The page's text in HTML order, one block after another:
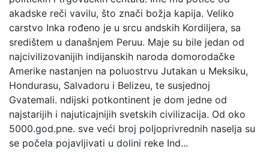
akadske reči vavilu, što znači božja kapija. Veliko
carstvo Inka rođeno je u srcu andskih Kordiljera, sa
središtem u današnjem Peruu. Maje su bile jedan od
najcivilizovanijih indijanskih naroda domorodačke
Amerike nastanjen na poluostrvu Jutakan u Meksiku,
Hondurasu, Salvadoru i Belizeu, te susjednoj
Gvatemali. ndijski potkontinent je dom jedne od
najstarijih i najuticajnijih svetskih civilizacija. Od oko
5000.god.pne. sve veći broj poljoprivrednih naselja su
se počela pojavljivati u dolini reke Ind...